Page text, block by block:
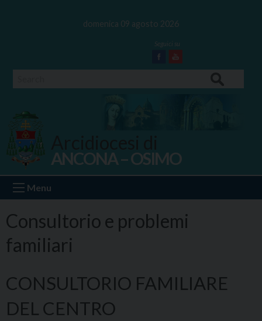
domenica 09 agosto 2026
Facebook
Youtube
Ancona Osimo
ANCONA – OSIMO
Menu
Consultorio e problemi
familiari
CONSULTORIO FAMILIARE
DEL CENTRO